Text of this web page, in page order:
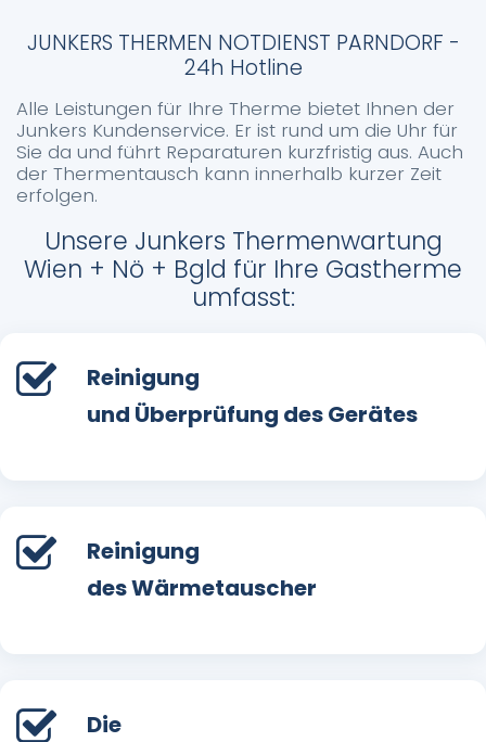
JUNKERS THERMEN NOTDIENST PARNDORF -
24h Hotline
Alle Leistungen für Ihre Therme bietet Ihnen der
Junkers Kundenservice. Er ist rund um die Uhr für
Sie da und führt Reparaturen kurzfristig aus. Auch
der Thermentausch kann innerhalb kurzer Zeit
erfolgen.
Unsere Junkers Thermenwartung
Wien + Nö + Bgld für Ihre Gastherme
umfasst:
Reinigung
und Überprüfung des Gerätes
Reinigung
des Wärmetauscher
Die